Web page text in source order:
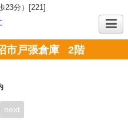
23分）[221]
市戸張倉庫 2階
next